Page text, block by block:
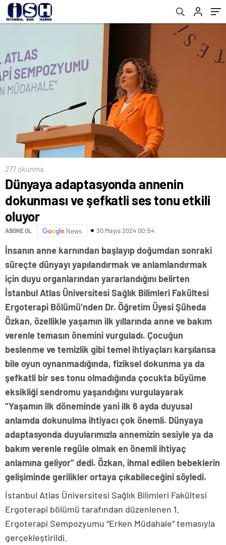
277 okunma
Dünyaya adaptasyonda annenin
dokunması ve şefkatli ses tonu etkili
oluyor
ABONE OL News 30 Mayıs 2024 00:54
İnsanın anne karnından başlayıp doğumdan sonraki
süreçte dünyayı yapılandırmak ve anlamlandırmak
için duyu organlarından yararlandığını belirten
İstanbul Atlas Üniversitesi Sağlık Bilimleri Fakültesi
Ergoterapi Bölümü’nden Dr. Öğretim Üyesi Şüheda
Özkan, özellikle yaşamın ilk yıllarında anne ve bakım
verenle temasın önemini vurguladı. Çocuğun
beslenme ve temizlik gibi temel ihtiyaçları karşılansa
bile oyun oynanmadığında, fiziksel dokunma ya da
şefkatli bir ses tonu olmadığında çocukta büyüme
eksikliği sendromu yaşandığını vurgulayarak
“Yaşamın ilk döneminde yani ilk 6 ayda duyusal
anlamda dokunulma ihtiyacı çok önemli. Dünyaya
adaptasyonda duyularımızla annemizin sesiyle ya da
bakım verenle regüle olmak en önemli ihtiyaç
anlamına geliyor” dedi. Özkan, ihmal edilen bebeklerin
gelişiminde gerilikler ortaya çıkabileceğini söyledi.
İstanbul Atlas Üniversitesi Sağlık Bilimleri Fakültesi
Ergoterapi bölümü tarafından düzenlenen 1.
Ergoterapi Sempozyumu “Erken Müdahale” temasıyla
gerçekleştirildi.